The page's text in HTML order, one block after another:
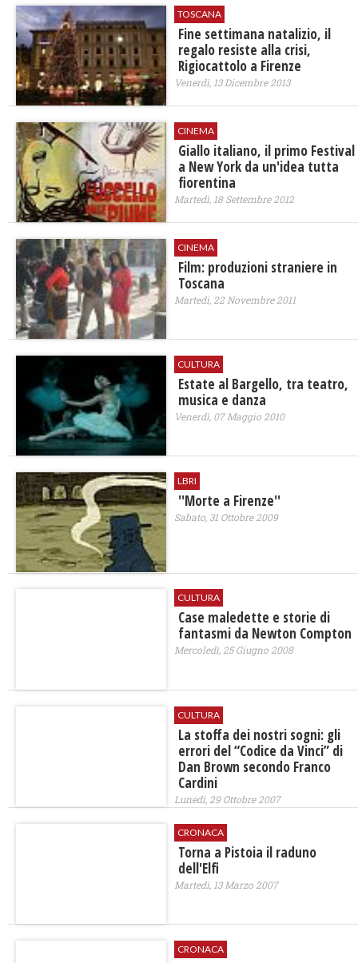
TOSCANA
Fine settimana natalizio, il
regalo resiste alla crisi,
Rigiocattolo a Firenze
Venerdì, 13 Dicembre 2013
CINEMA
Giallo italiano, il primo Festival
a New York da un'idea tutta
fiorentina
Martedì, 18 Settembre 2012
CINEMA
Film: produzioni straniere in
Toscana
Martedì, 22 Novembre 2011
CULTURA
Estate al Bargello, tra teatro,
musica e danza
Venerdì, 07 Maggio 2010
LBRI
''Morte a Firenze''
Sabato, 31 Ottobre 2009
CULTURA
Case maledette e storie di
fantasmi da Newton Compton
Mercoledì, 25 Giugno 2008
CULTURA
La stoffa dei nostri sogni: gli
errori del “Codice da Vinci” di
Dan Brown secondo Franco
Cardini
Lunedì, 29 Ottobre 2007
CRONACA
Torna a Pistoia il raduno
dell'Elfi
Martedì, 13 Marzo 2007
CRONACA